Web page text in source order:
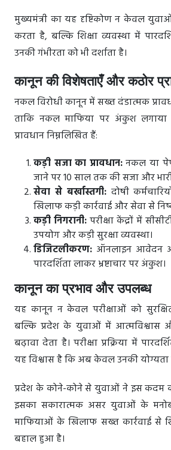
मुख्यमंत्री का यह दृष्टिकोण न केवल
करता है, बल्कि शिक्षा व्यवस्था में
उनकी गंभीरता को भी दर्शाता है।
कानून की विशेषताएँ और कठोर
नकल विरोधी कानून में सख्त दंडात्मक
ताकि नकल माफिया पर अंकुश
प्रावधान निम्नलिखित हैं:
कड़ी सजा का प्रावधान:नकल या
जाने पर 10 साल तक की सजा और भारी
सेवा से बर्खास्तगी:दोषी
खिलाफ कड़ी कार्रवाई और सेवा से
कड़ी निगरानी:परीक्षा केंद्रों में
उपयोग और कड़ी सुरक्षा व्यवस्था।
डिजिटलीकरण: ऑनलाइन आवेदन
पारदर्शिता लाकर भ्रष्टाचार पर अंकुश।
कानून का प्रभाव और उपलब्ध
यह कानून न केवल परीक्षाओं को
बल्कि प्रदेश के युवाओं में आत्मविश्वास
बढ़ावा देता है। परीक्षा प्रक्रिया में
यह विश्वास है कि अब केवल उनकी योग्यता
प्रदेश के कोने-कोने से युवाओं ने इस कदम
इसका सकारात्मक असर युवाओं के
माफियाओं के खिलाफ सख्त कार्रवाई से
बहाल हुआ है।